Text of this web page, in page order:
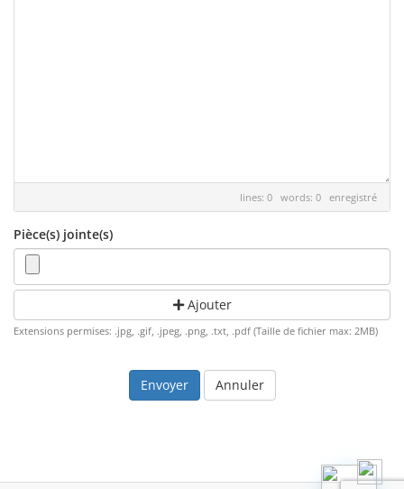
lines: 0 words: 0 enregistré
Pièce(s) jointe(s)
Ajouter
Extensions permises: .jpg, .gif, .jpeg, .png, .txt, .pdf (Taille de fichier max: 2MB)
Annuler